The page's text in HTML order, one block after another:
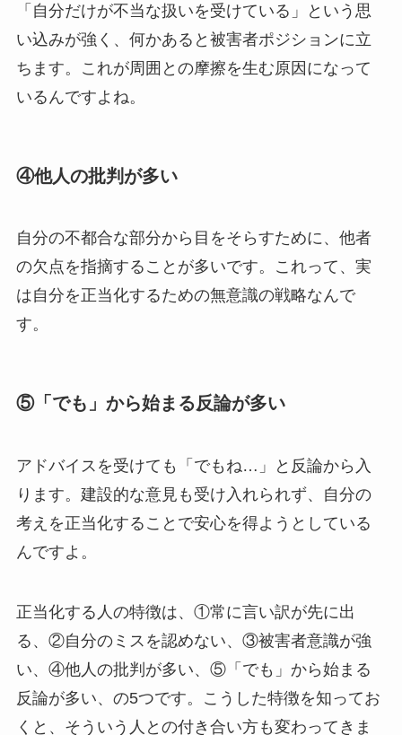
「自分だけが不当な扱いを受けている」という思
い込みが強く、何かあると被害者ポジションに立
ちます。これが周囲との摩擦を生む原因になって
いるんですよね。
④他人の批判が多い
自分の不都合な部分から目をそらすために、他者
の欠点を指摘することが多いです。これって、実
は自分を正当化するための無意識の戦略なんで
す。
⑤「でも」から始まる反論が多い
アドバイスを受けても「でもね…」と反論から入
ります。建設的な意見も受け入れられず、自分の
考えを正当化することで安心を得ようとしている
んですよ。
正当化する人の特徴は、①常に言い訳が先に出
る、②自分のミスを認めない、③被害者意識が強
い、④他人の批判が多い、⑤「でも」から始まる
反論が多い、の5つです。こうした特徴を知ってお
くと、そういう人との付き合い方も変わってきま